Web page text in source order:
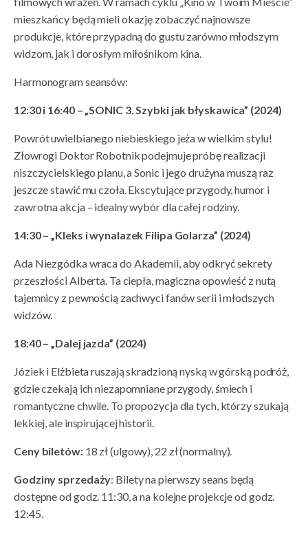
mieszkańcy będą mieli okazję zobaczyć najnowsze
produkcje, które przypadną do gustu zarówno młodszym
widzom, jak i dorosłym miłośnikom kina.
Harmonogram seansów:
12:30 i 16:40 – „SONIC 3. Szybki jak błyskawica” (2024)
Powrót uwielbianego niebieskiego jeża w wielkim stylu!
Złowrogi Doktor Robotnik podejmuje próbę realizacji
niszczycielskiego planu, a Sonic i jego drużyna muszą raz
jeszcze stawić mu czoła. Ekscytujące przygody, humor i
zawrotna akcja – idealny wybór dla całej rodziny.
14:30 – „Kleks i wynalazek Filipa Golarza” (2024)
Ada Niezgódka wraca do Akademii, aby odkryć sekrety
przeszłości Alberta. Ta ciepła, magiczna opowieść z nutą
tajemnicy z pewnością zachwyci fanów serii i młodszych
widzów.
18:40 – „Dalej jazda” (2024)
Józiek i Elżbieta ruszają skradzioną nyską w górską podróż,
gdzie czekają ich niezapomniane przygody, śmiech i
romantyczne chwile. To propozycja dla tych, którzy szukają
lekkiej, ale inspirującej historii.
Ceny biletów:18 zł (ulgowy), 22 zł (normalny).
Godziny sprzedaży: Bilety na pierwszy seans będą
dostępne od godz. 11:30, a na kolejne projekcje od godz.
12:45.